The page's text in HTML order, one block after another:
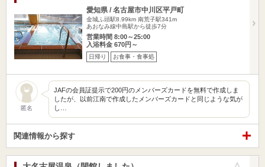
愛知県 / 名古屋市中川区平戸町
金城ふ頭駅8.99km 南荒子駅341m
あおなみ線中島駅から徒歩7分
営業時間 8:00～25:00
入浴料金 670円～
日帰り お食事・食事処
匿名
JAFの会員証提示で200円のメンバーズカードを無料で作成しま
したが、以前江南で作成したメンバーズカードと同じような気が
し…
関連情報から探す